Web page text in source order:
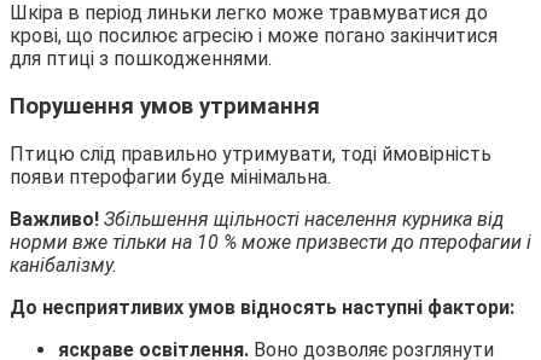
Шкіра в період линьки легко може травмуватися до
крові, що посилює агресію і може погано закінчитися
для птиці з пошкодженнями.
Порушення умов утримання
Птицю слід правильно утримувати, тоді ймовірність
появи птерофагии буде мінімальна.
Важливо! Збільшення щільності населення курника від
норми вже тільки на 10 % може призвести до птерофагии і
канібалізму.
До несприятливих умов відносять наступні фактори:
яскраве освітлення. Воно дозволяє розглянути